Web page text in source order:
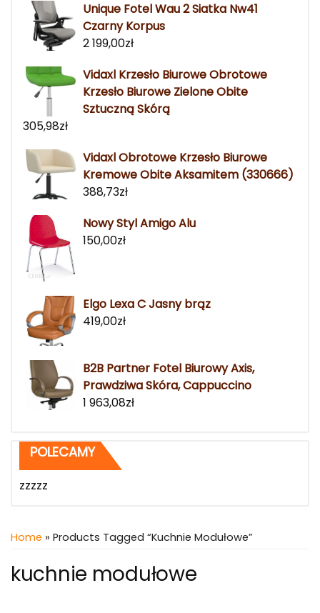
Unique Fotel Wau 2 Siatka Nw41
Czarny Korpus
2 199,00zł
Vidaxl Krzesło Biurowe Obrotowe
Krzesło Biurowe Zielone Obite
Sztuczną Skórą
305,98zł
Vidaxl Obrotowe Krzesło Biurowe
Kremowe Obite Aksamitem (330666)
388,73zł
Nowy Styl Amigo Alu
150,00zł
Elgo Lexa C Jasny brąz
419,00zł
B2B Partner Fotel Biurowy Axis,
Prawdziwa Skóra, Cappuccino
1 963,08zł
POLECAMY
zzzzz
Home » Products Tagged “kuchnie Modułowe”
kuchnie modułowe